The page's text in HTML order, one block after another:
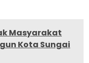
Masyarakat
Kota Sungai